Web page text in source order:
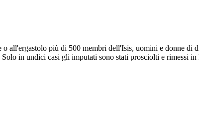
all'ergastolo più di 500 membri dell'Isis, uomini e donne di
in undici casi gli imputati sono stati prosciolti e rimessi in